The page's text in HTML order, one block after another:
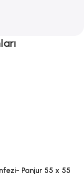
Panjur 55 x 55